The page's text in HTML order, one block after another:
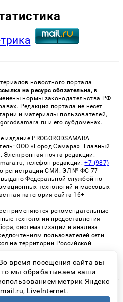
новостного портала
на ресурс обязательна, в
нормы законодательства РФ
Редакция портала не несет
и материалы пользователей,
и его субдоменах.
PROGORODSAMARA
ООО «Город Самара». Главный
почта редакции:
телефон редакции:+7 (987)
о регистрации СМИ: ЭЛ № ФС 77 -
Федеральной службой по
технологий и массовых
категория сайта 16+
применяются рекомендательные
технологии предоставления
систематизации и анализа
пользователей сети
на территории Российской
рекомендательных
обменной сети
«СМИ2» (PDF)
| Все права защищены
время посещения сайта вы
мы обрабатываем ваши
метрик Яндекс
LiveInternet.